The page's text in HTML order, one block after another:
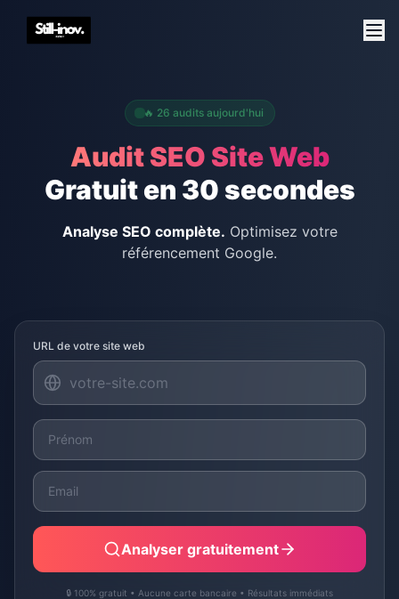
🔥 26 audits aujourd'hui
Audit SEO Site Web
Gratuit en 30 secondes
Analyse SEO complète. Optimisez votre
référencement Google.
URL de votre site web
Analyser gratuitement
🔒 100% gratuit • Aucune carte bancaire • Résultats immédiats